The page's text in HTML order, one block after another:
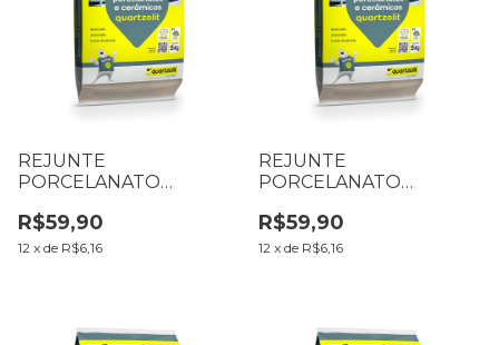
REJUNTE
PORCELANATO
PRETO GRAFITE
R$59,90
12 x de R$6,16
REJUNTE
PORCELANATO
CINZA PLATINA
R$59,90
12 x de R$6,16